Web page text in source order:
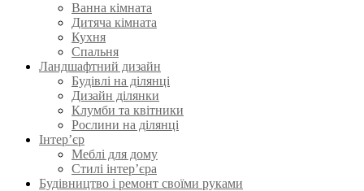
Ванна кімната
Дитяча кімната
Кухня
Спальня
Ландшафтний дизайн
Будівлі на ділянці
Дизайн ділянки
Клумби та квітники
Рослини на ділянці
Інтер’єр
Меблі для дому
Стилі інтер’єра
Будівництво і ремонт своїми руками